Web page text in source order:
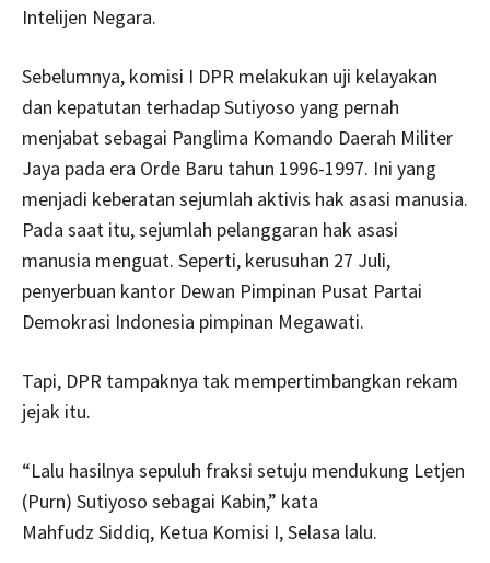
Intelijen Negara.
Sebelumnya, komisi I DPR melakukan uji kelayakan
dan kepatutan terhadap Sutiyoso yang pernah
menjabat sebagai Panglima Komando Daerah Militer
Jaya pada era Orde Baru tahun 1996-1997. Ini yang
menjadi keberatan sejumlah aktivis hak asasi manusia.
Pada saat itu, sejumlah pelanggaran hak asasi
manusia menguat. Seperti, kerusuhan 27 Juli,
penyerbuan kantor Dewan Pimpinan Pusat Partai
Demokrasi Indonesia pimpinan Megawati.
Tapi, DPR tampaknya tak mempertimbangkan rekam
jejak itu.
“Lalu hasilnya sepuluh fraksi setuju mendukung Letjen
(Purn) Sutiyoso sebagai Kabin,” kata
Mahfudz Siddiq, Ketua Komisi I, Selasa lalu.